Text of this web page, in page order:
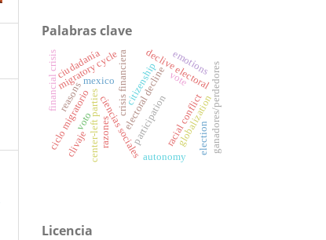
Palabras clave
ciencias socialesparticipation
center-left parties electoral decline
crisis financiera declive electoral
racial conflict
migratory cycle
globalization
ciclo migratorio
citizenship
financial crisis
electionganadores/perdedores
razones
voto
reasons
emotions
vote
mexico
ciudadanía
clivaje autonomy
Licencia